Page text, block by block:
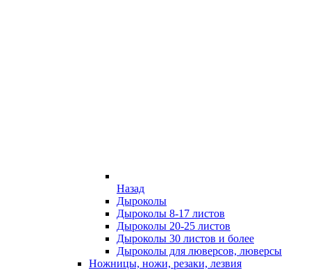
Назад
Дыроколы
Дыроколы 8-17 листов
Дыроколы 20-25 листов
Дыроколы 30 листов и более
Дыроколы для люверсов, люверсы
Ножницы, ножи, резаки, лезвия